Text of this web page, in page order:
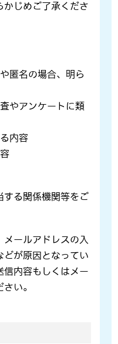
かじめご了承くださ
匿名の場合、明ら
やアンケートに類
内容
する関係機関等をご
ールアドレスの入
どが原因となってい
信内容もしくはメー
い。